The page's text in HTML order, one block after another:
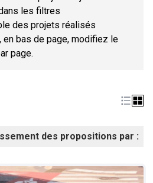
les filtres
des projets réalisés
en bas de page, modifiez le
page.
des propositions par :